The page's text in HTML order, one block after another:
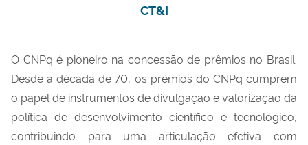
CT&I
O CNPq é pioneiro na concessão de prêmios no Brasil.
Desde a década de 70, os prêmios do CNPq cumprem
o papel de instrumentos de divulgação e valorização da
política de desenvolvimento científico e tecnológico,
contribuindo para uma articulação efetiva com